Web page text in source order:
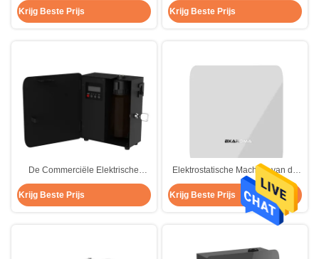
Luchtgeur Commerciële de
Verspreidermachine
Krijg Beste Prijs
Koude Lucht de Geurverspreider
Krijg Beste Prijs
De Commerciële Elektrische
Generator zonder water van het
de Machine300m2 Ozon van de
Geurverspreider
Krijg Beste Prijs
Elektrostatische Machine van de
de Geurverspreider van de
aromaverstuiver de Elektrische
Krijg Beste Prijs